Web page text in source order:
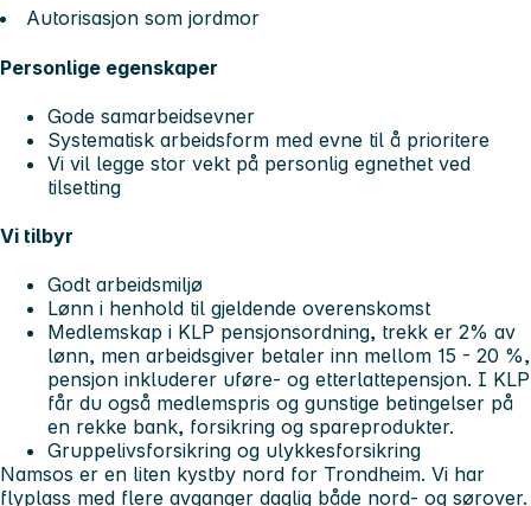
Autorisasjon som jordmor
Personlige egenskaper
Gode samarbeidsevner
Systematisk arbeidsform med evne til å prioritere
Vi vil legge stor vekt på personlig egnethet ved
tilsetting
Vi tilbyr
Godt arbeidsmiljø
Lønn i henhold til gjeldende overenskomst
Medlemskap i KLP pensjonsordning, trekk er 2% av
lønn, men arbeidsgiver betaler inn mellom 15 - 20 %,
pensjon inkluderer uføre- og etterlattepensjon. I KLP
får du også medlemspris og gunstige betingelser på
en rekke bank, forsikring og spareprodukter.
Gruppelivsforsikring og ulykkesforsikring
Namsos er en liten kystby nord for Trondheim. Vi har
flyplass med flere avganger daglig både nord- og sørover.